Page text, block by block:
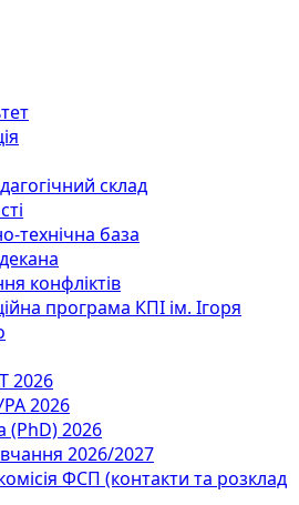
склад
технічна база
конфліктів
програма КПІ ім. Ігоря
2026
2026
(PhD) 2026
2026/2027
ФСП (контакти та розклад